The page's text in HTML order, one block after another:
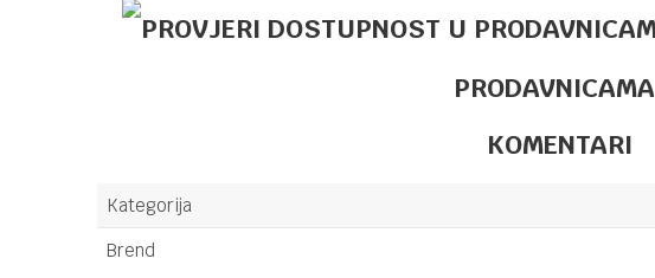
PRODAVNICAMA
KOMENTARI
Kategorija
Brend